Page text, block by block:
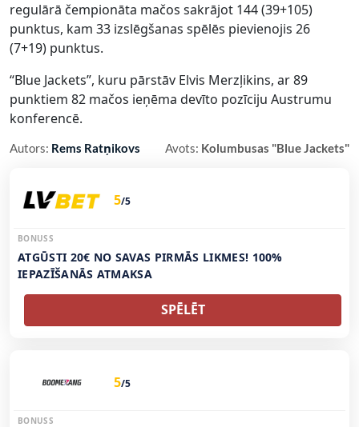
regulārā čempionāta mačos sakrājot 144 (39+105)
punktus, kam 33 izslēgšanas spēlēs pievienojis 26
(7+19) punktus.
“Blue Jackets”, kuru pārstāv Elvis Merzļikins, ar 89
punktiem 82 mačos ieņēma devīto pozīciju Austrumu
konferencē.
Autors: Rems Ratņikovs Avots: Kolumbusas "Blue Jackets"
5/5
BONUSS
ATGŪSTI 20€ NO SAVAS PIRMĀS LIKMES! 100%
IEPAZĪŠANĀS ATMAKSA
SPĒLĒT
5/5
BONUSS